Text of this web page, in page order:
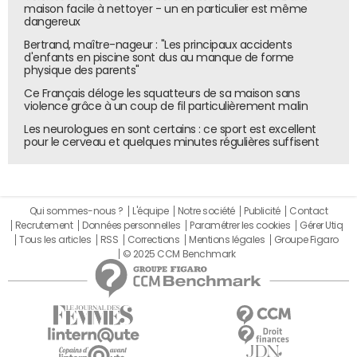
principaux de la NFT Factory : "La pédagogie auprès du
grand public, par des expositions et un dispositif d'accueil
avec des ateliers (…), des formations B-to-B, une
demande formulée par des grands groupes comme des
start-up et enfin, des résidences d'artiste", détaille Lucie-
Eléonore Riveron, laquelle annonce également une
plus tard, un incubateur."
conciliation entre le numérique et le physique et de
rencontres entre les acteurs de l'écosystème français.
Ses membres, détenteurs d'un token dont le JDN a fait
le 23 septembre dernier
l'accès à un espace privilégié. Plus globalement, l'initiative
encore unique dans le monde répond à une volonté des
acteurs français du Web3 et crypto d'ancrer le pays
parmi les pionniers du secteur. "L'objectif n'est pas
maison facile à nettoyer - un en particulier est même
dangereux
Bertrand, maître-nageur : "Les principaux accidents
d'enfants en piscine sont dus au manque de forme
physique des parents"
Ce Français déloge les squatteurs de sa maison sans
violence grâce à un coup de fil particulièrement malin
Les neurologues en sont certains : ce sport est excellent
pour le cerveau et quelques minutes régulières suffisent
Qui sommes-nous ? L'équipe Notre société Publicité
Contact
Recrutement
Données personnelles Paramétrer les cookies
Gérer Utiq
Tous les articles
RSS Corrections Mentions légales
Groupe Figaro
© 2025 CCM Benchmark